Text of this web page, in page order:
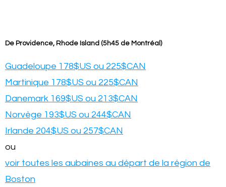
De Providence, Rhode Island (5h45 de Montréal)
Guadeloupe 178$US ou 225$CAN
Martinique 178$US ou 225$CAN
Danemark 169$US ou 213$CAN
Norvège 193$US ou 244$CAN
Irlande 204$US ou 257$CAN
ou
voir toutes les aubaines au départ de la région de
Boston